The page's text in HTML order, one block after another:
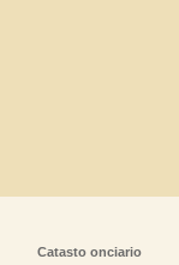
Catasto onciario